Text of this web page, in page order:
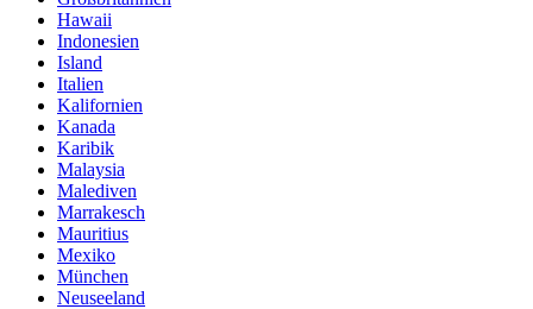
Hawaii
Indonesien
Island
Italien
Kalifornien
Kanada
Karibik
Malaysia
Malediven
Marrakesch
Mauritius
Mexiko
München
Neuseeland